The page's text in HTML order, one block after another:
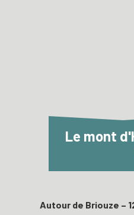
Le mont
Autour de Briouze –